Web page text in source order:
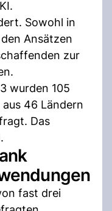
Sowohl in
Ansätzen
zur
wurden 105
46 Ländern
Das
fast drei